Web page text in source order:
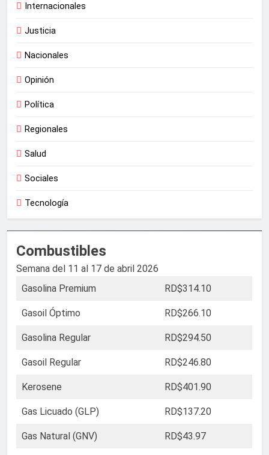
Internacionales
Justicia
Nacionales
Opinión
Política
Regionales
Salud
Sociales
Tecnología
Combustibles
Semana del 11 al 17 de abril 2026
Gasolina Premium
RD$314.10
Gasoil Óptimo RD$266.10
Gasolina Regular RD$294.50
Gasoil Regular RD$246.80
Kerosene RD$401.90
Gas Licuado (GLP) RD$137.20
Gas Natural (GNV) RD$43.97